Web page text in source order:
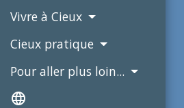
Vivre à Cieux
Cieux pratique
Pour aller plus loin...
language